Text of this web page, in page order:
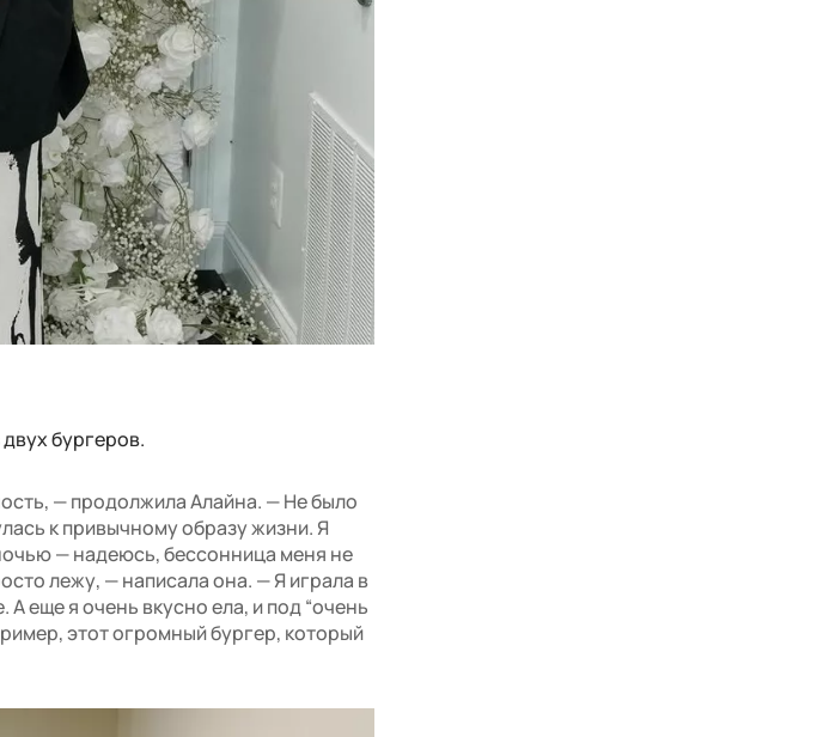
бургеров.
— продолжила Алайна. — Не было
к привычному образу жизни. Я
— надеюсь, бессонница меня не
лежу, — написала она. — Я играла в
еще я очень вкусно ела, и под “очень
этот огромный бургер, который